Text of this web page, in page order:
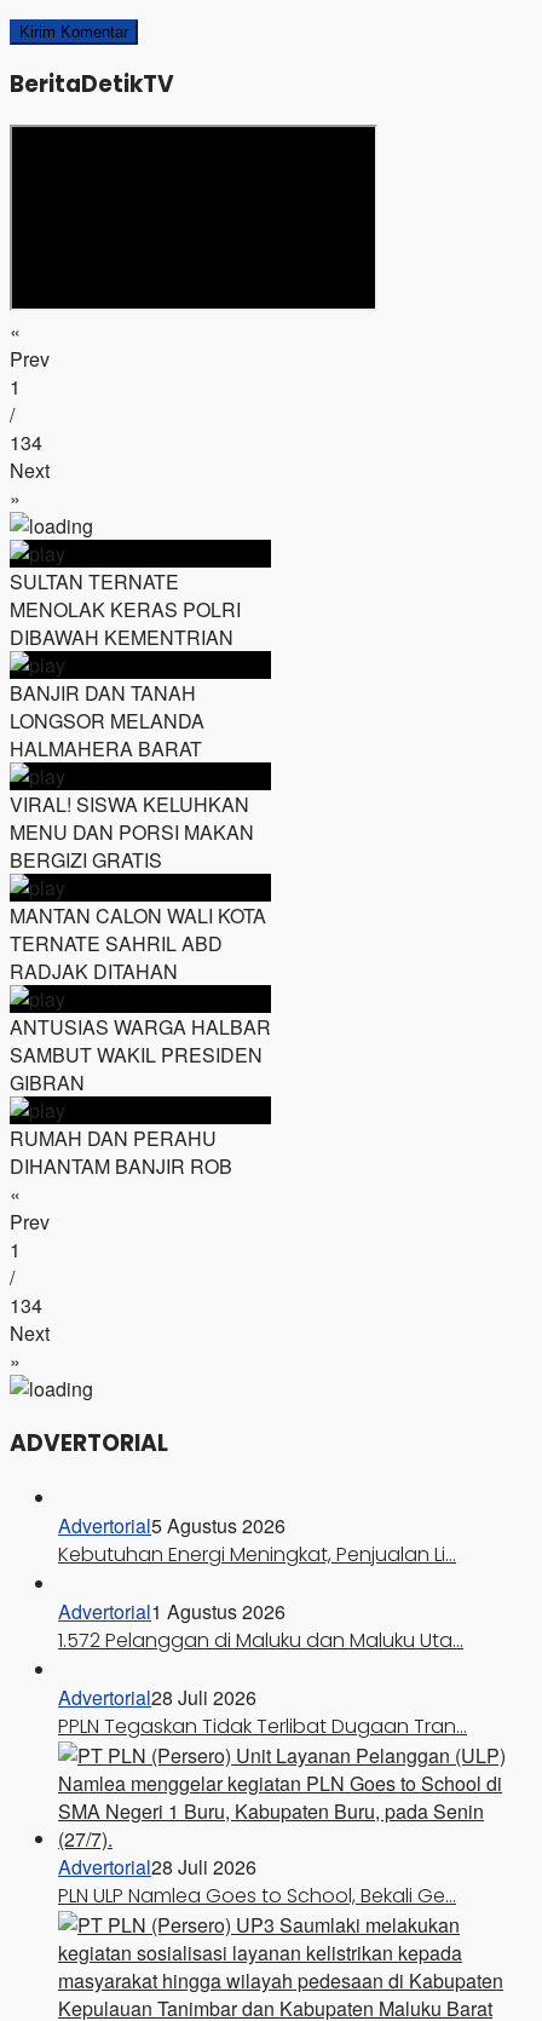
BeritaDetikTV
«
Prev
1
/
134
Next
»
SULTAN TERNATE
MENOLAK KERAS POLRI
DIBAWAH KEMENTRIAN
BANJIR DAN TANAH
LONGSOR MELANDA
HALMAHERA BARAT
VIRAL! SISWA KELUHKAN
MENU DAN PORSI MAKAN
BERGIZI GRATIS
MANTAN CALON WALI KOTA
TERNATE SAHRIL ABD
RADJAK DITAHAN
ANTUSIAS WARGA HALBAR
SAMBUT WAKIL PRESIDEN
GIBRAN
RUMAH DAN PERAHU
DIHANTAM BANJIR ROB
«
Prev
1
/
134
Next
»
ADVERTORIAL
Advertorial5 Agustus 2026
Kebutuhan Energi Meningkat, Penjualan Li…
Advertorial1 Agustus 2026
1.572 Pelanggan di Maluku dan Maluku Uta…
Advertorial28 Juli 2026
PPLN Tegaskan Tidak Terlibat Dugaan Tran…
Advertorial28 Juli 2026
PLN ULP Namlea Goes to School, Bekali Ge…